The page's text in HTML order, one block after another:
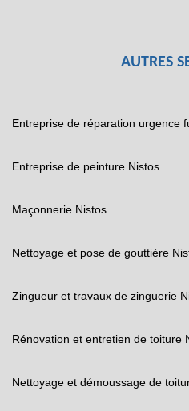
AUTRES
Entreprise de réparation urgence
Entreprise de peinture Nistos
Maçonnerie Nistos
Nettoyage et pose de gouttière
Zingueur et travaux de zinguerie
Rénovation et entretien de toiture
Nettoyage et démoussage de